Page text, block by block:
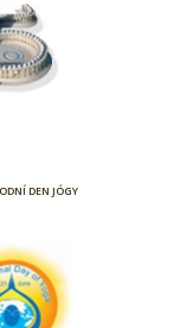
DEN JÓGY